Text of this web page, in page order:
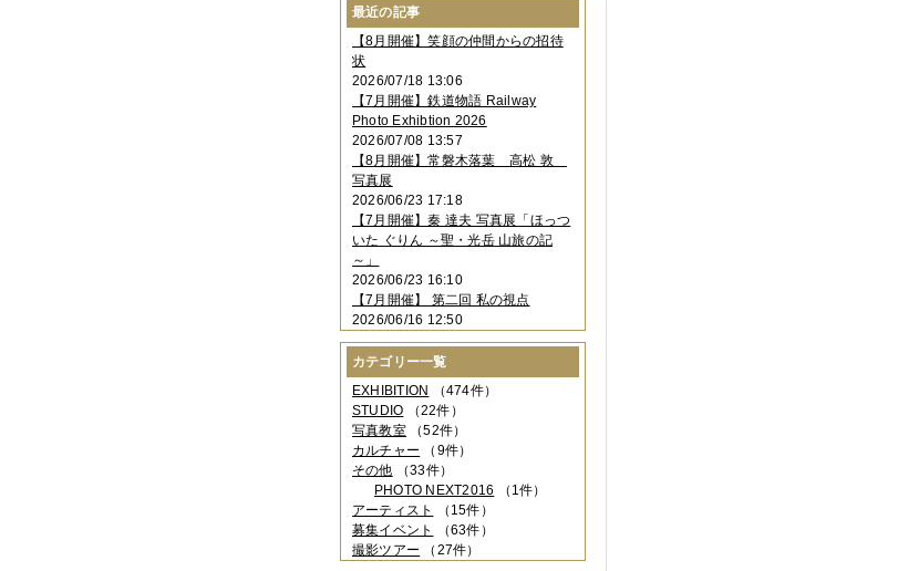
2024年04月
2024年03月（3件）
2024年02月（2件）
2023年12月
2023年11月 （4件）
2023年10月（3件）
2023年09月（4件）
2023年08月 （1件）
2023年06月（3件）
2023年05月
2023年04月 （2件）
2023年03月（5件）
2023年02月（3件）
2023年01月
2022年12月 （3件）
2022年11月（2件）
2022年10月（4件）
2022年09月（2件）
2022年08月
（3件）
2022年07月（3件）
2022年05月（4件）
2022年04月（2件）
2022年03月
（5件）
2022年02月（3件）
2022年01月（3件）
2021年12月（2件）
2021年11月（3件）
2021年10月
（1件）
最近の記事
【8月開催】笑顔の仲間からの招待
状
2026/07/18 13:06
【7月開催】鉄道物語 Railway
Photo Exhibtion 2026
2026/07/08 13:57
【8月開催】常磐木落葉 高松 敦
写真展
2026/06/23 17:18
【7月開催】秦 達夫 写真展「ほっつ
いた ぐりん ～聖・光岳 山旅の記
～」
2026/06/23 16:10
【7月開催】 第二回 私の視点
2026/06/16 12:50
カテゴリー一覧
EXHIBITION （474件）
STUDIO （22件）
写真教室（52件）
カルチャー （9件）
その他 （33件）
PHOTO NEXT2016 （1件）
アーティスト
（15件）
募集イベント
（63件）
撮影ツアー （27件）